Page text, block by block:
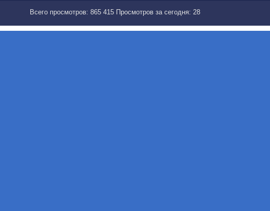
Всего просмотров: 865 415 Просмотров за сегодня: 28